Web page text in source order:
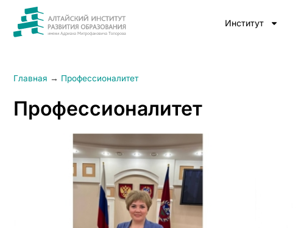
Институт
Главная → Профессионалитет
Профессионалитет